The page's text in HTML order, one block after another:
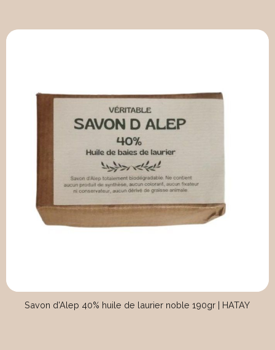
Savon d'Alep 40% huile de laurier noble 190gr | HATAY